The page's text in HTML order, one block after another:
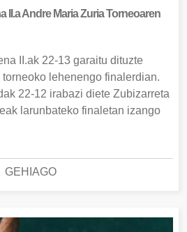
II.a Andre Maria Zuria Torneoaren
II.ak 22-13 garaitu dituzte
lehenengo finalerdian.
22-12 irabazi diete Zubizarreta
larunbateko finaletan izango
GEHIAGO